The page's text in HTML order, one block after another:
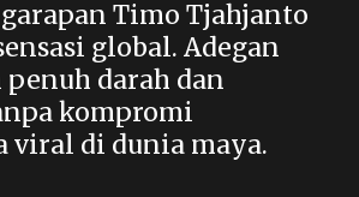
Timo Tjahjanto
global. Adegan
darah dan
kompromi
viral di dunia maya.